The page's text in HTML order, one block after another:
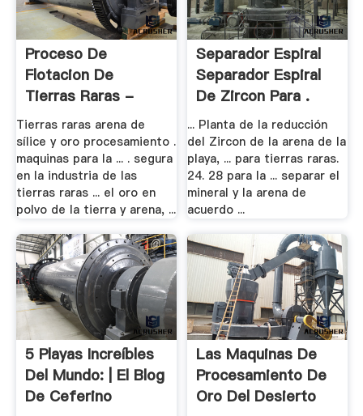
Proceso De
Flotacion De
Tierras Raras -
Hiku
Tierras raras arena de
sílice y oro procesamiento .
maquinas para la ... . segura
en la industria de las
tierras raras ... el oro en
polvo de la tierra y arena, ...
Separador Espiral
Separador Espiral
De Zircon Para .
... Planta de la reducción
del Zircon de la arena de la
playa, ... para tierras raras.
24. 28 para la ... separar el
mineral y la arena de
acuerdo ...
5 Playas Increíbles
Del Mundo: | El Blog
De Ceferino
Las Maquinas De
Procesamiento De
Oro Del Desierto